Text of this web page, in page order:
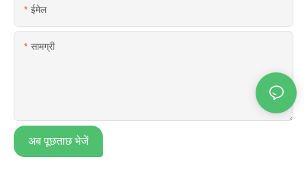
ईमेल
सामग्री
अब पूछताछ भेजें